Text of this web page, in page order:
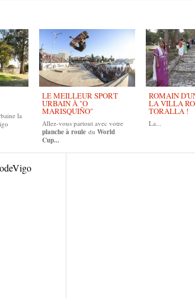
la
LE MEILLEUR SPORT
URBAIN À "O
MARISQUIÑO"
Allez-vous partout avec votre
planche à roule du World
Cup...
ROMAIN
LA VILLA
TORALLA !
La...